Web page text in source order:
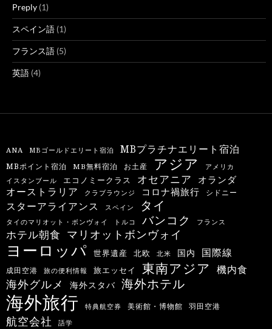
Preply (1)
スペイン語 (1)
フランス語 (5)
英語 (4)
ANA MBゴールドエリート宿泊 MBプラチナエリート宿泊
MBポイント宿泊 MB無料宿泊 お土産 アジア アメリカ
イスタンブール エコノミークラス オセアニア オランダ
オーストラリア クラブラウンジ コロナ禍旅行 シドニー
スターアライアンス スペイン タイ
タイのマリオット・ボンヴォイ トルコ バンコク フランス
ホテル朝食 マリオットボンヴォイ
ヨーロッパ 世界遺産 北欧 北米 国内 国際線
成田空港 旅の便利情報 旅エッセイ 東南アジア 機内食
海外グルメ 海外スタバ 海外ホテル
海外旅行 特典航空券 美術館・博物館 羽田空港
航空会社 語学